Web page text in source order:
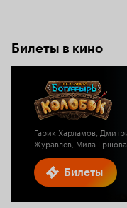
Билеты в кино
Билеты
Гарик Харламов,
Журавлев, Мила Ершова